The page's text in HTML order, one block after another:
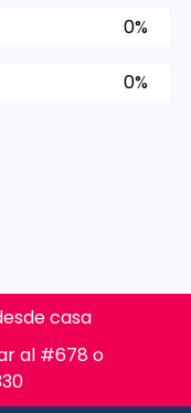
0%
0%
estrellas
casa
al #678 o